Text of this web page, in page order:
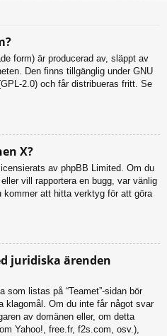
form) är producerad av, släppt av
Den finns tillgänglig under GNU
2.0) och får distribueras fritt. Se
X?
av phpBB Limited. Om du
vill rapportera en bugg, var vänlig
kommer att hitta verktyg för att göra
juridiska ärenden
som listas på “Teamet”-sidan bör
klagomål. Om du inte får något svar
av domänen eller, om detta
Yahoo!, free.fr, f2s.com, osv.),